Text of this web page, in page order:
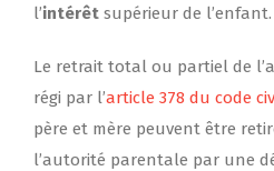
l’intérêt supérieur de l’enfant.
Le retrait total ou partiel de
régi par l’article 378 du code
père et mère peuvent être
l’autorité parentale par une